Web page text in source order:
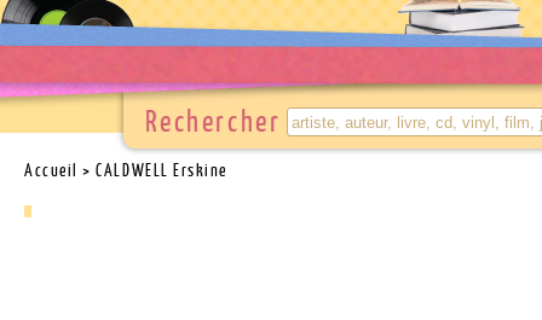
Rechercher
Accueil > CALDWELL Erskine